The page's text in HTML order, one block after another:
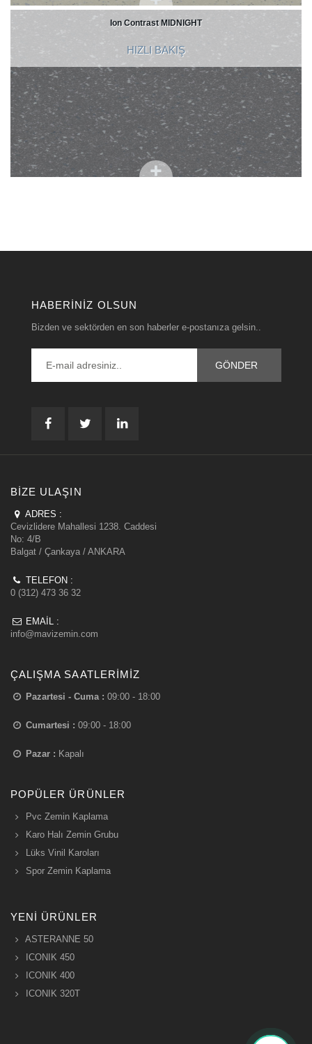
Ion Contrast MIDNIGHT
HIZLI BAKIŞ
HABERINIZ OLSUN
Bizden ve sektörden en son haberler e-postanıza gelsin..
BIZE ULAŞIN
ADRES :
Cevizlidere Mahallesi 1238. Caddesi
No: 4/B
Balgat / Çankaya / ANKARA
TELEFON :
0 (312) 473 36 32
EMAIL :
info@mavizemin.com
ÇALIŞMA SAATLERIMIZ
Pazartesi - Cuma : 09:00 - 18:00
Cumartesi : 09:00 - 18:00
Pazar : Kapalı
POPÜLER ÜRÜNLER
Pvc Zemin Kaplama
Karo Halı Zemin Grubu
Lüks Vinil Karoları
Spor Zemin Kaplama
YENI ÜRÜNLER
ASTERANNE 50
ICONIK 450
ICONIK 400
ICONIK 320T